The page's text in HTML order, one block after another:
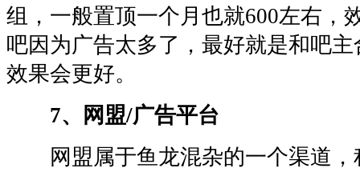
组，一般置顶一个月也就600左右，
吧因为广告太多了，最好就是和吧
效果会更好。
7、网盟/广告平台
网盟属于鱼龙混杂的一个渠道，